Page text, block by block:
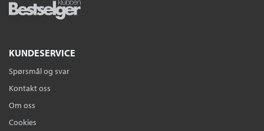
KUNDESERVICE
Spørsmål og svar
Kontakt oss
Om oss
Cookies